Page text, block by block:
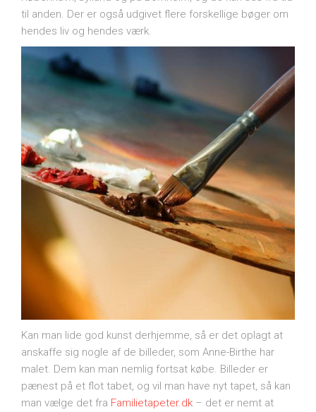
til anden. Der er også udgivet flere forskellige bøger om
hendes liv og hendes værk.
Kan man lide god kunst derhjemme, så er det oplagt at
anskaffe sig nogle af de billeder, som Anne-Birthe har
malet. Dem kan man nemlig fortsat købe. Billeder er
pænest på et flot tabet, og vil man have nyt tapet, så kan
man vælge det fra Familietapeter.dk – det er nemt at